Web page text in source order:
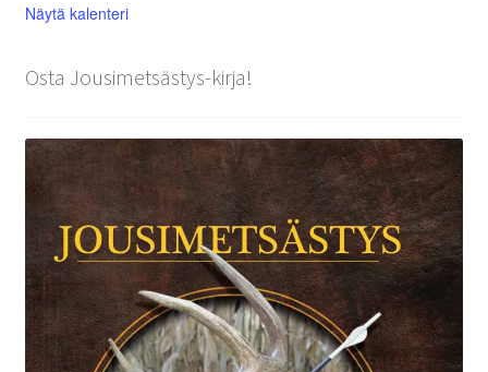
Näytä kalenteri
Osta Jousimetsästys-kirja!